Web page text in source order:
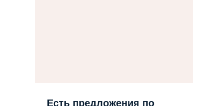
Есть предложения по